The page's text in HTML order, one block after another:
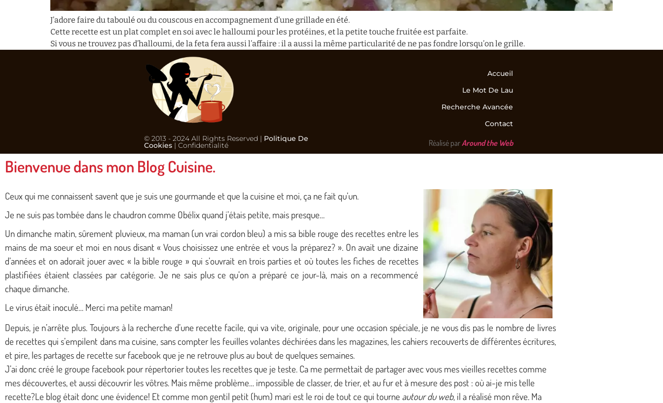
J’adore faire du taboulé ou du couscous en accompagnement d’une grillade en été.
Cette recette est un plat complet en soi avec le halloumi pour les protéines, et la petite touche fruitée est parfaite.
Si vous ne trouvez pas d’halloumi, de la feta fera aussi l’affaire : il a aussi la même particularité de ne pas fondre lorsqu’on le grille.
© 2013 - 2024 All Rights Reserved | Politique De
Cookies| Confidentialité
Accueil
Le Mot De Lau
Recherche Avancée
Contact
Réalisé parAround the Web
Bienvenue dans mon Blog Cuisine.
Ceux qui me connaissent savent que je suis une gourmande et que la cuisine et moi, ça ne fait qu’un.
Je ne suis pas tombée dans le chaudron comme Obélix quand j’étais petite, mais presque…
Un dimanche matin, sûrement pluvieux, ma maman (un vrai cordon bleu) a mis sa bible rouge des recettes entre les
mains de ma soeur et moi en nous disant « Vous choisissez une entrée et vous la préparez? ».On avait une dizaine
d’années et on adorait jouer avec « la bible rouge » qui s’ouvrait en trois parties et où toutes les fiches de recettes
plastifiées étaient classées par catégorie. Je ne sais plus ce qu’on a préparé ce jour-là, mais on a recommencé
chaque dimanche.
Le virus était inoculé… Merci ma petite maman!
Depuis, je n’arrête plus. Toujours à la recherche d’une recette facile, qui va vite, originale, pour une occasion spéciale, je ne vous dis pas le nombre de livres
de recettes qui s’empilent dans ma cuisine, sans compter les feuilles volantes déchirées dans les magazines, les cahiers recouverts de différentes écritures,
et pire, les partages de recette sur facebook que je ne retrouve plus au bout de quelques semaines.
J’ai donc créé le groupe facebook pour répertorier toutes les recettes que je teste. Ca me permettait de partager avec vous mes vieilles recettes comme
mes découvertes, et aussi découvrir les vôtres. Mais même problème… impossible de classer, de trier, et au fur et à mesure des post : où ai-je mis telle
recette?Le blog était donc une évidence! Et comme mon gentil petit (hum) mari est le roi de tout ce qui tourne autour du web, il a réalisé mon rêve. Ma